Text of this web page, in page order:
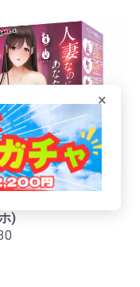
非常にリアル！
)
×